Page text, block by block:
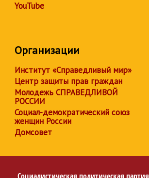
YouTube
Организации
Институт «Справедливый мир»
Центр защиты прав граждан
Молодежь СПРАВЕДЛИВОЙ
РОССИИ
Социал-демократический союз
женщин России
Домсовет